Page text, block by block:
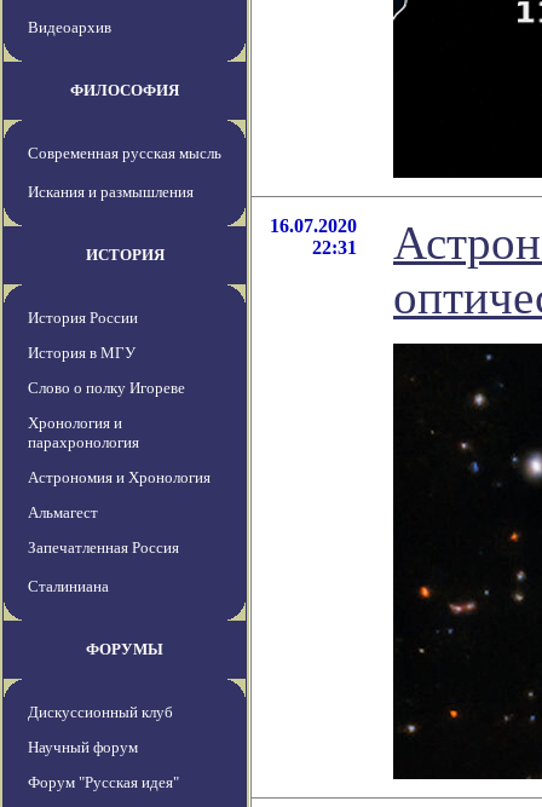
Видеоархив
ФИЛОСОФИЯ
Современная русская мысль
Искания и размышления
ИСТОРИЯ
История России
История в МГУ
Слово о полку Игореве
Хронология и
парахронология
Астрономия и Хронология
Альмагест
Запечатленная Россия
Сталиниана
ФОРУМЫ
Дискуссионный клуб
Научный форум
Форум "Русская идея"
16.07.2020
22:31